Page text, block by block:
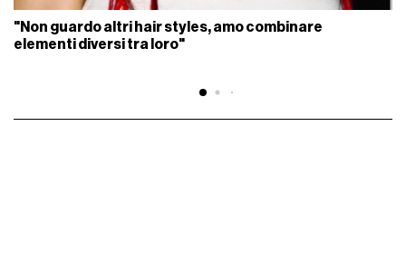
"Non guardo altri hair styles, amo combinare
elementi diversi tra loro"